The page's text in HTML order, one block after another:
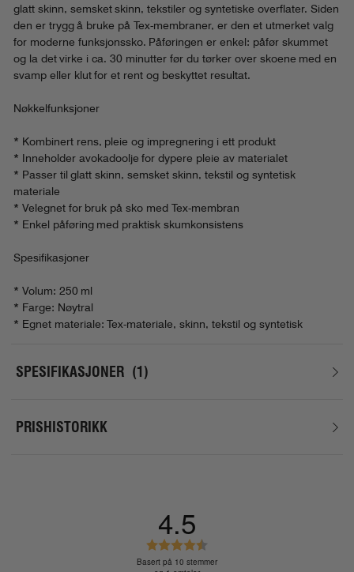
glatt skinn, semsket skinn, tekstiler og syntetiske overflater. Siden
den er trygg å bruke på Tex-membraner, er den et utmerket valg
for moderne funksjonssko. Påføringen er enkel: påfør skummet
og la det virke i ca. 30 minutter før du tørker over skoene med en
svamp eller klut for et rent og beskyttet resultat.
Nøkkelfunksjoner
* Kombinert rens, pleie og impregnering i ett produkt
* Inneholder avokadoolje for dypere pleie av materialet
* Passer til glatt skinn, semsket skinn, tekstil og syntetisk
materiale
* Velegnet for bruk på sko med Tex-membran
* Enkel påføring med praktisk skumkonsistens
Spesifikasjoner
* Volum: 250 ml
* Farge: Nøytral
* Egnet materiale: Tex-materiale, skinn, tekstil og syntetisk
SPESIFIKASJONER 1
PRISHISTORIKK
4.5
a
Basert på 10 stemmer